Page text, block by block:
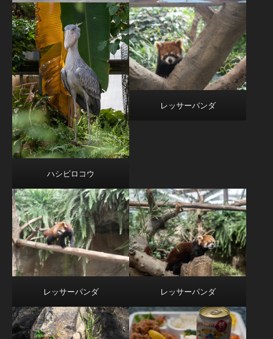
ハシビロコウ
レッサーパンダ
レッサーパンダ レッサーパンダ